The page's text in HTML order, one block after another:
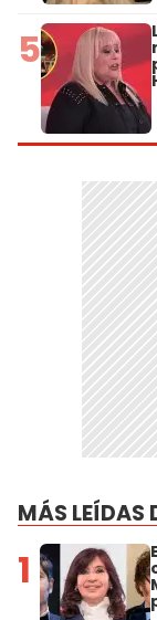
5
MÁS LEÍDAS
1